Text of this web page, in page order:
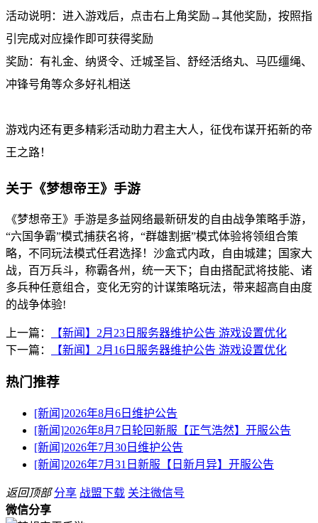
活动说明：进入游戏后，点击右上角奖励→其他奖励，按照指
引完成对应操作即可获得奖励
奖励：有礼金、纳贤令、迁城圣旨、舒经活络丸、马匹缰绳、
冲锋号角等众多好礼相送
游戏内还有更多精彩活动助力君主大人，征伐布谋开拓新的帝
王之路！
关于《梦想帝王》手游
《梦想帝王》手游是多益网络最新研发的自由战争策略手游，
“六国争霸”模式捕获名将，“群雄割据”模式体验将领组合策
略，不同玩法模式任君选择！沙盒式内政，自由城建；国家大
战，百万兵斗，称霸各州，统一天下；自由搭配武将技能、诸
多兵种任意组合，变化无穷的计谋策略玩法，带来超高自由度
的战争体验!
上一篇：
【新闻】2月23日服务器维护公告 游戏设置优化
下一篇：
【新闻】2月16日服务器维护公告 游戏设置优化
热门推荐
[新闻]2026年8月6日维护公告
[新闻]2026年8月7日轮回新服【正气浩然】开服公告
[新闻]2026年7月30日维护公告
[新闻]2026年7月31日新服【日新月异】开服公告
返回顶部 分享 战盟下载 关注微信号
微信分享